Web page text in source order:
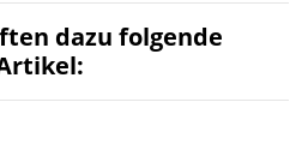
dazu folgende